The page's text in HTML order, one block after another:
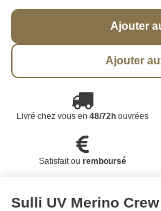
Ajouter
Ajouter
Livré chez vous en 48/72houvrées
Satisfait ou remboursé
Sulli UV Merino